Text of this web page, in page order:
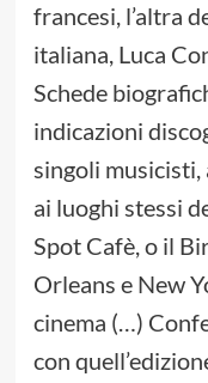
francesi, l’altra
italiana, Luca
Schede
indicazioni
singoli musicisti,
ai luoghi stessi
Spot Cafè, o il
Orleans e New
cinema (…)
con